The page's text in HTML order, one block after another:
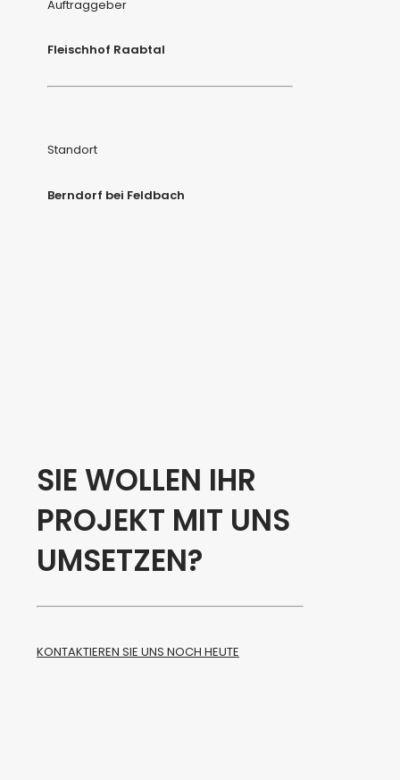
Auftraggeber
Fleischhof Raabtal
Standort
Berndorf bei Feldbach
SIE WOLLEN IHR
PROJEKT MIT UNS
UMSETZEN?
KONTAKTIEREN SIE UNS NOCH HEUTE